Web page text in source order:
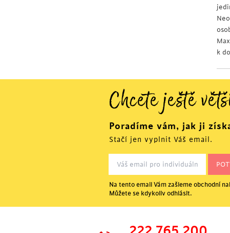
k
Chcete ještě
Poradíme vám, jak ji
Stačí jen vyplnit Váš email.
Na tento email Vám zašleme obchodní
Můžete se kdykoliv odhlásit.